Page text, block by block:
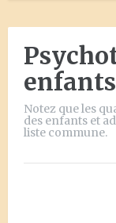
Notez que les
des enfants et
liste commune.